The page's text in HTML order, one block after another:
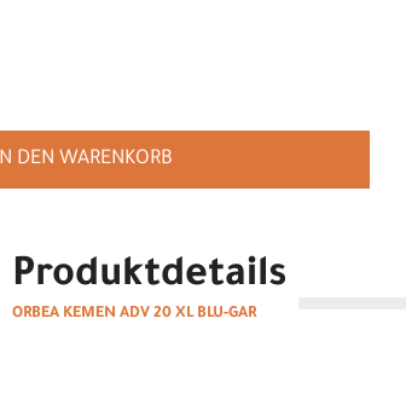
DEN WARENKORB
Produktdetails
ORBEA KEMEN ADV 20 XL BLU-GAR